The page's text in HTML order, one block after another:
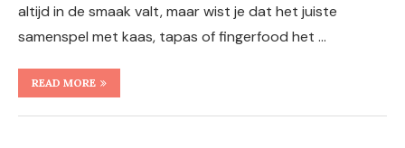
altijd in de smaak valt, maar wist je dat het juiste
samenspel met kaas, tapas of fingerfood het …
READ MORE